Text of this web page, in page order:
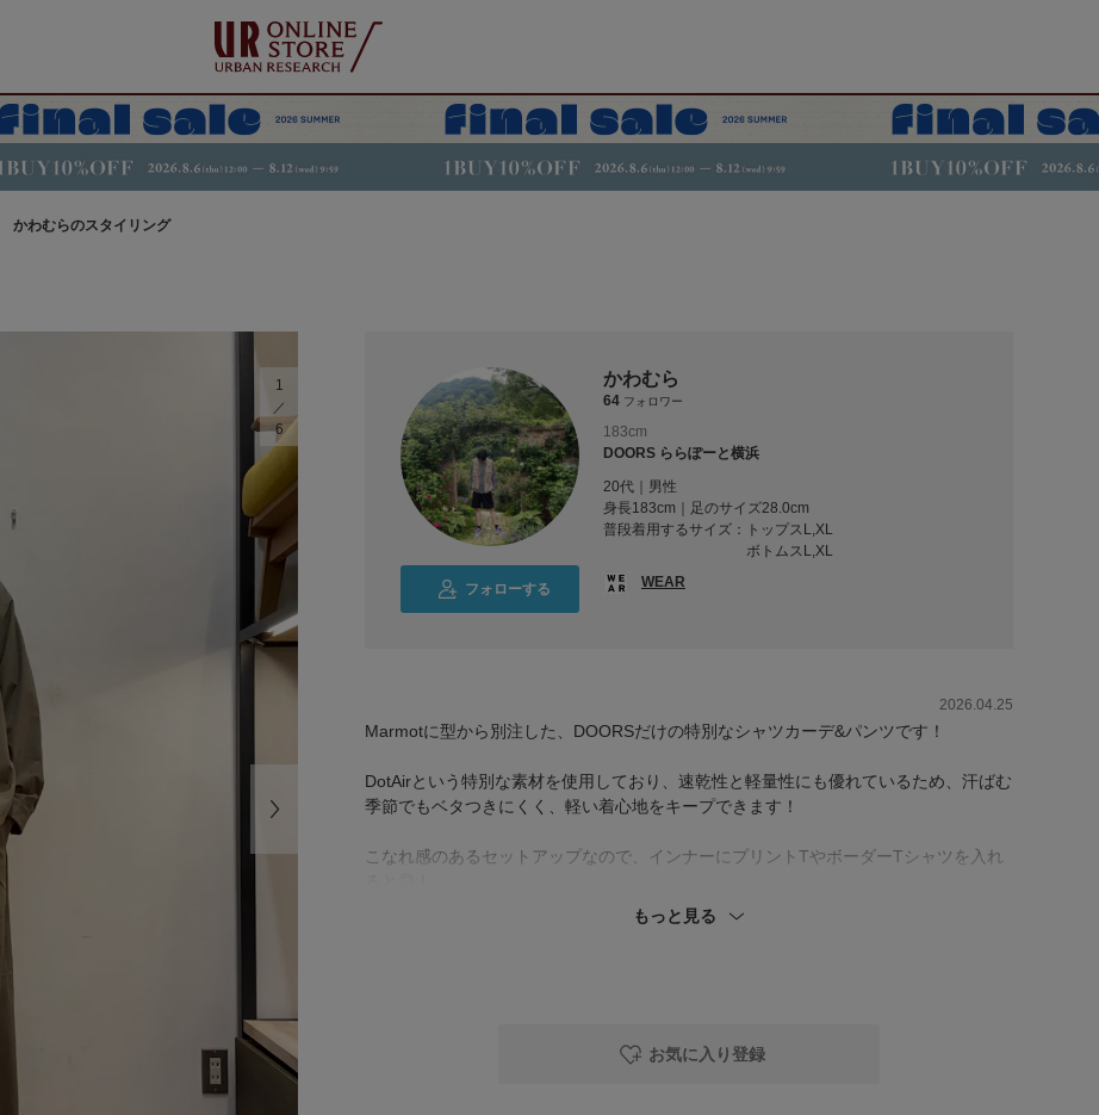
かわむらのスタイリング
1
6
フォローする
かわむら
64 フォロワー
183cm
DOORS ららぽーと横浜
20代｜男性
身長183cm｜足のサイズ28.0cm
普段着用するサイズ：
トップスL,XL
ボトムスL,XL
WEAR
2026.04.25
Marmotに型から別注した、DOORSだけの特別なシャツカーデ&パンツです！
DotAirという特別な素材を使用しており、速乾性と軽量性にも優れているため、汗ばむ
季節でもベタつきにくく、軽い着心地をキープできます！
こなれ感のあるセットアップなので、インナーにプリントTやボーダーTシャツを入れ
もっと見る
お気に入り登録